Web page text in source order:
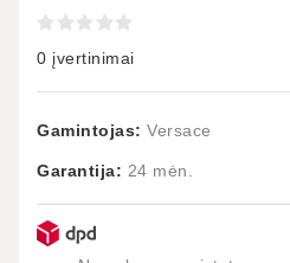
0 įvertinimai
Gamintojas: Versace
Garantija: 24 mėn.